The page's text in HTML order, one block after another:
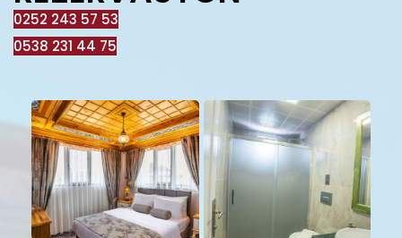
0252 243 57 53
0538 231 44 75